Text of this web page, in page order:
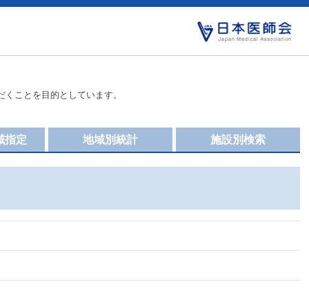
ことを目的としています。
施設別検索
地域別統計
指定